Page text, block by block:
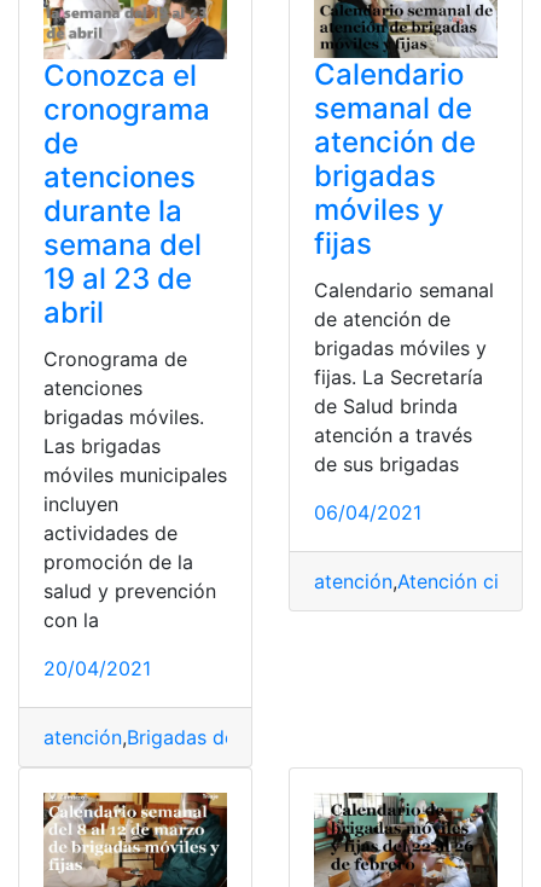
Conozca el
cronograma
de
atenciones
durante la
semana del
19 al 23 de
abril
Cronograma de
atenciones
brigadas móviles.
Las brigadas
móviles municipales
incluyen
actividades de
promoción de la
salud y prevención
con la
20/04/2021
atención,Brigadas de salud
Calendario
semanal de
atención de
brigadas
móviles y
fijas
Calendario semanal
de atención de
brigadas móviles y
fijas. La Secretaría
de Salud brinda
atención a través
de sus brigadas
06/04/2021
atención,Atención